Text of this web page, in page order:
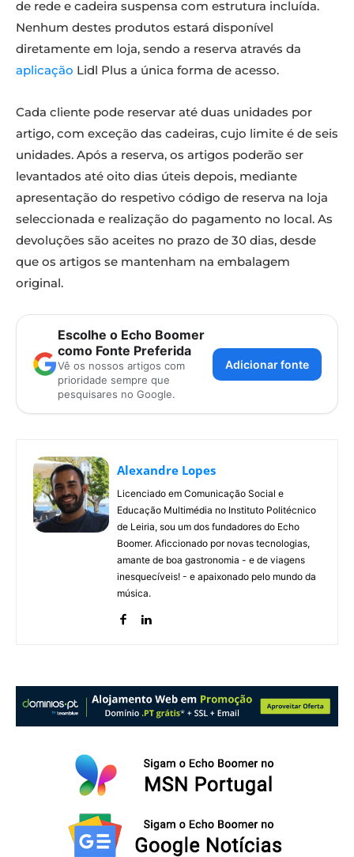
de rede e cadeira suspensa com estrutura incluída.
Nenhum destes produtos estará disponível
diretamente em loja, sendo a reserva através da
aplicação Lidl Plus a única forma de acesso.
Cada cliente pode reservar até duas unidades por
artigo, com exceção das cadeiras, cujo limite é de seis
unidades. Após a reserva, os artigos poderão ser
levantados até oito dias úteis depois, mediante
apresentação do respetivo código de reserva na loja
seleccionada e realização do pagamento no local. As
devoluções são aceites no prazo de 30 dias, desde
que os artigos se mantenham na embalagem
original.
Escolhe o Echo Boomer
como Fonte Preferida
Vê os nossos artigos com
prioridade sempre que
pesquisares no Google.
Adicionar fonte
Alexandre Lopes
Licenciado em Comunicação Social e
Educação Multimédia no Instituto Politécnico
de Leiria, sou um dos fundadores do Echo
Boomer. Aficcionado por novas tecnologias,
amante de boa gastronomia - e de viagens
inesquecíveis! - e apaixonado pelo mundo da
música.